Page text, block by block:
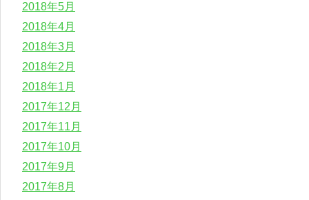
2018年5月
2018年4月
2018年3月
2018年2月
2018年1月
2017年12月
2017年11月
2017年10月
2017年9月
2017年8月